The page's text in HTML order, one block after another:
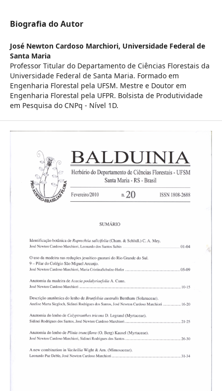
Biografia do Autor
José Newton Cardoso Marchiori, Universidade Federal de
Santa Maria
Professor Titular do Departamento de Ciências Florestais da
Universidade Federal de Santa Maria. Formado em
Engenharia Florestal pela UFSM. Mestre e Doutor em
Engenharia Florestal pela UFPR. Bolsista de Produtividade
em Pesquisa do CNPq - Nível 1D.